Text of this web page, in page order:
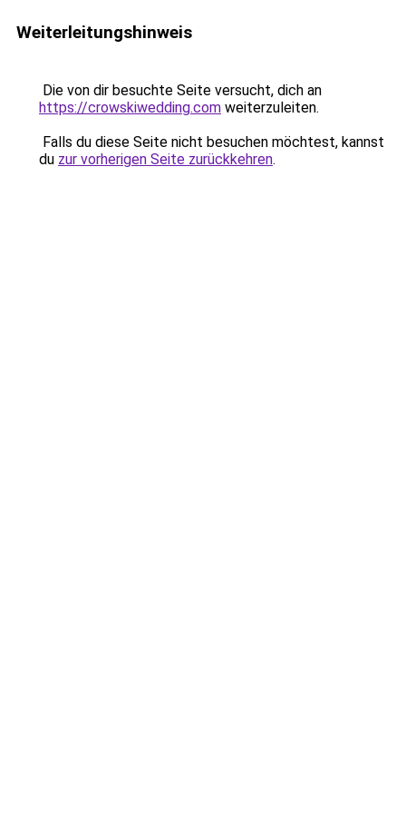
Weiterleitungshinweis
Die von dir besuchte Seite versucht, dich an
https://crowskiwedding.com weiterzuleiten.
Falls du diese Seite nicht besuchen möchtest, kannst
du zur vorherigen Seite zurückkehren.